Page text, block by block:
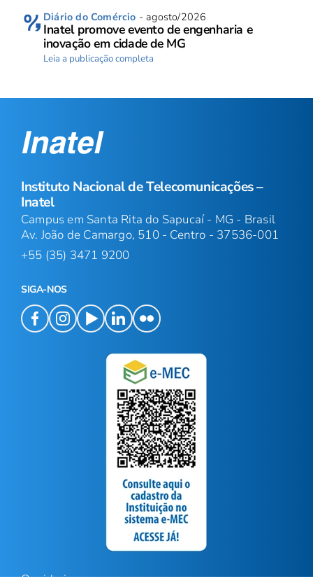
Diário do Comércio - agosto/2026
Inatel promove evento de engenharia e
inovação em cidade de MG
Leia a publicação completa
Instituto Nacional de Telecomunicações –
Inatel
Campus em Santa Rita do Sapucaí - MG - Brasil
Av. João de Camargo, 510 - Centro - 37536-001
+55 (35) 3471 9200
SIGA-NOS